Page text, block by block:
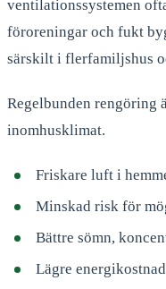
ventilationssystemen
föroreningar och fukt
särskilt i flerfamiljshus
Regelbunden rengöring
inomhusklimat.
Friskare luft i
Minskad risk för
Bättre sömn,
Lägre